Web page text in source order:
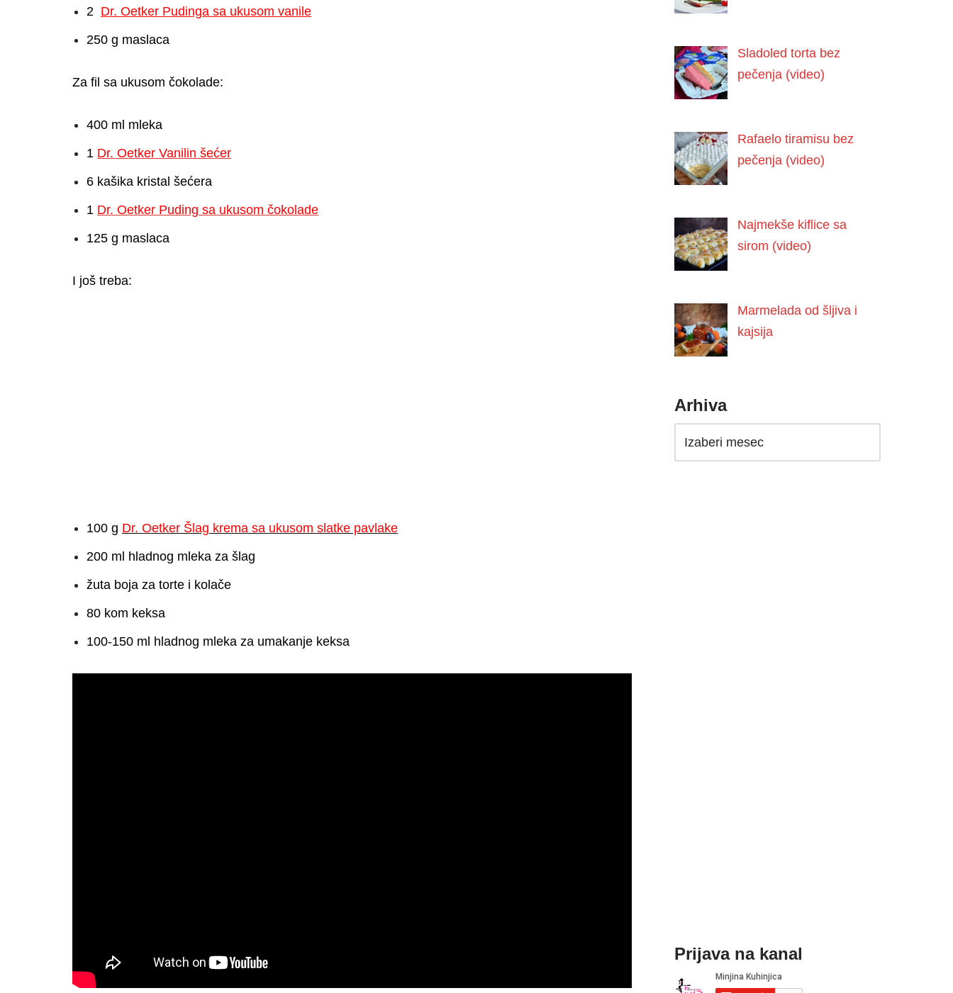
2 Dr. Oetker Pudinga sa ukusom vanile
250 g maslaca
Za fil sa ukusom čokolade:
400 ml mleka
1 Dr. Oetker Vanilin šećer
6 kašika kristal šećera
1 Dr. Oetker Puding sa ukusom čokolade
125 g maslaca
I još treba:
100 g Dr. Oetker Šlag krema sa ukusom slatke pavlake
200 ml hladnog mleka za šlag
žuta boja za torte i kolače
80 kom keksa
100-150 ml hladnog mleka za umakanje keksa
Sladoled torta bez
pečenja (video)
Rafaelo tiramisu bez
pečenja (video)
Najmekše kiflice sa
sirom (video)
Marmelada od šljiva i
kajsija
Arhiva
Prijava na kanal